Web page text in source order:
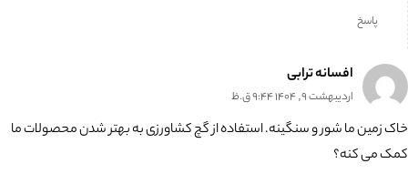
پاسخ
افسانه ترابی
اردیبهشت 9, 1404 9:44 ق.ظ
خاک زمین ما شور و سنگینه. استفاده از گچ کشاورزی به بهتر شدن محصولات ما
کمک می کنه؟